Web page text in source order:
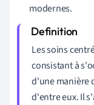
modernes.
Les soins
consistant à
d'une manière
d'entre eux. Il